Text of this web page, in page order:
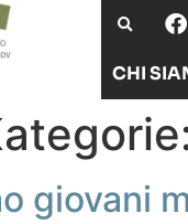
CHI
giovani